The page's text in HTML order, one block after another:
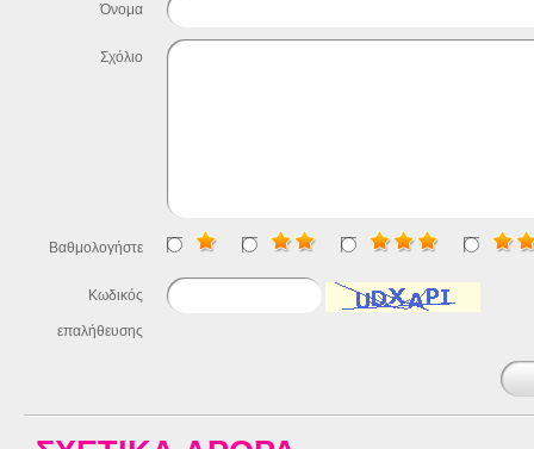
Όνομα
Σχόλιο
Βαθμολογήστε
Κωδικός
επαλήθευσης